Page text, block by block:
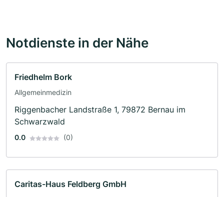
Notdienste in der Nähe
Friedhelm Bork
Allgemeinmedizin
Riggenbacher Landstraße 1, 79872 Bernau im
Schwarzwald
0.0 (0)
Caritas-Haus Feldberg GmbH